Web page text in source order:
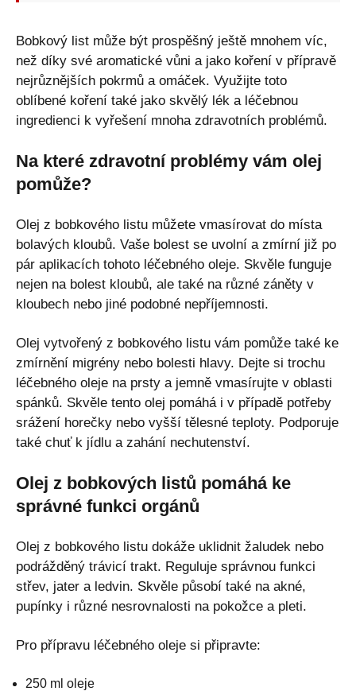
Bobkový list může být prospěšný ještě mnohem víc,
než díky své aromatické vůni a jako koření v přípravě
nejrůznějších pokrmů a omáček. Využijte toto
oblíbené koření také jako skvělý lék a léčebnou
ingredienci k vyřešení mnoha zdravotních problémů.
Na které zdravotní problémy vám olej
pomůže?
Olej z bobkového listu můžete vmasírovat do místa
bolavých kloubů. Vaše bolest se uvolní a zmírní již po
pár aplikacích tohoto léčebného oleje. Skvěle funguje
nejen na bolest kloubů, ale také na různé záněty v
kloubech nebo jiné podobné nepříjemnosti.
Olej vytvořený z bobkového listu vám pomůže také ke
zmírnění migrény nebo bolesti hlavy. Dejte si trochu
léčebného oleje na prsty a jemně vmasírujte v oblasti
spánků. Skvěle tento olej pomáhá i v případě potřeby
srážení horečky nebo vyšší tělesné teploty. Podporuje
také chuť k jídlu a zahání nechutenství.
Olej z bobkových listů pomáhá ke
správné funkci orgánů
Olej z bobkového listu dokáže uklidnit žaludek nebo
podrážděný trávicí trakt. Reguluje správnou funkci
střev, jater a ledvin. Skvěle působí také na akné,
pupínky i různé nesrovnalosti na pokožce a pleti.
Pro přípravu léčebného oleje si připravte:
250 ml oleje